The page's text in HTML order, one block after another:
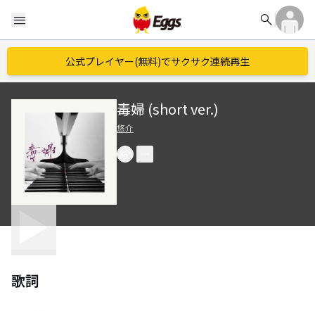
menu search
公式プレイヤー(無料)でサクサク連続再生
毒婦 (short ver.)
悠介
歌詞